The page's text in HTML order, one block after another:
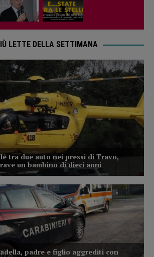
LETTE DELLA SETTIMANA